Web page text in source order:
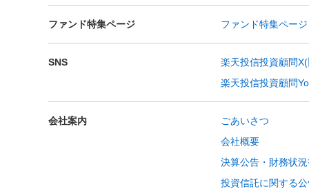
ファンド特集ページ ファンド特集ページ
SNS
楽天投信投資顧問
楽天投信投資顧問
会社案内
ごあいさつ
会社概要
決算公告・財務状
投資信託に関する